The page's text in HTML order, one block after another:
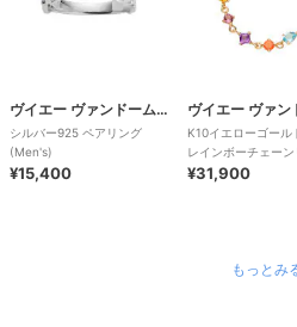
ヴイエー ヴァンドーム青山
シルバー925 ペアリング
(Men's)
¥15,400
K10イエローゴール
レインボーチェー
¥31,900
もっとみ